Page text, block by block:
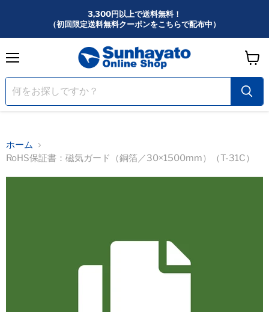
3,300円以上で送料無料！
（初回限定送料無料クーポンをこちらで配布中）
ニ
ュ
ー
ー
ト
を
ホーム
RoHS保証書：磁気ガード（銅箔／30×1500mm）（T-31C）